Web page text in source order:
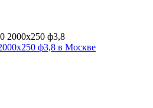
ф3,8 в Москве